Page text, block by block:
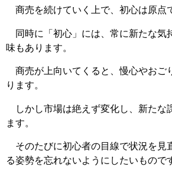
商売を続けていく上で、初心は原点
同時に「初心」には、常に新たな気
味もあります。
商売が上向いてくると、慢心やおご
ります。
しかし市場は絶えず変化し、新たな
ます。
そのたびに初心者の目線で状況を見
る姿勢を忘れないようにしたいもので